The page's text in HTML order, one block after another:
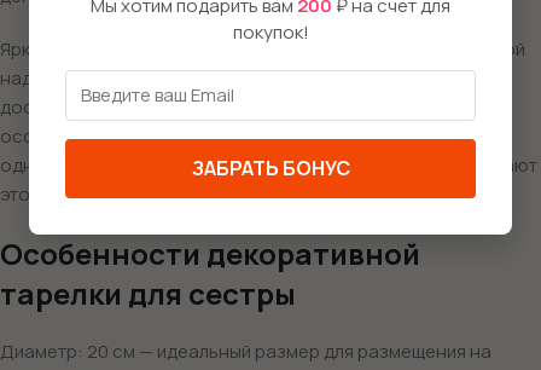
Яркая керамическая тарелка диаметром 20 см с прикольной
надписью «Сестра — лучшая подруга, даже если иногда
достаёт!» непременно вызовет улыбку и напомнит о тех
особенных моментах, когда вы могли смеяться и спорить
одновременно. Сочные цвета и оригинальный дизайн делают
этот подарок по-настоящему запоминающимся.
Особенности декоративной
тарелки для сестры
Диаметр: 20 см — идеальный размер для размещения на
покупок!
ЗАБРАТЬ БОНУС